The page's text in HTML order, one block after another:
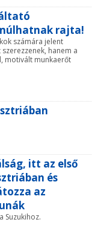
rajta!
számára jelent
hanem a
motivált munkaerőt
itt az első
és
az
Suzukihoz.